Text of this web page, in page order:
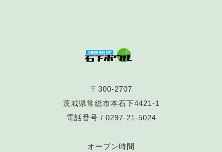
〒300-2707
茨城県常総市本石下4421-1
電話番号 / 0297-21-5024
オープン時間